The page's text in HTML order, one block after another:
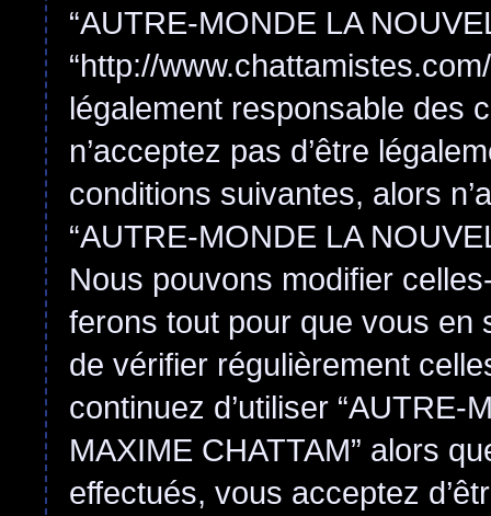
“AUTRE-MONDE LA
“http://
légalement responsable des
n’acceptez pas d’être
conditions suivantes, alors
“AUTRE-MONDE LA
Nous pouvons modifier
ferons tout pour que vous en
de vérifier régulièrement
continuez d’utiliser “AUTRE-
MAXIME CHATTAM” alors
effectués, vous acceptez